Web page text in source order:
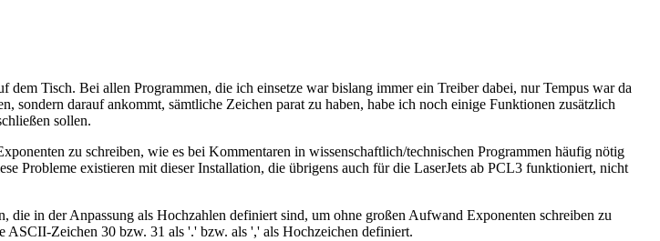
Tisch. Bei allen Programmen, die ich einsetze war bislang immer ein Treiber dabei, nur Tempus war da
darauf ankommt, sämtliche Zeichen parat zu haben, habe ich noch einige Funktionen zusätzlich
sollen.
zu schreiben, wie es bei Kommentaren in wissenschaftlich/technischen Programmen häufig nötig
Probleme existieren mit dieser Installation, die übrigens auch für die LaserJets ab PCL3 funktioniert, nicht
in der Anpassung als Hochzahlen definiert sind, um ohne großen Aufwand Exponenten schreiben zu
Zeichen 30 bzw. 31 als '.' bzw. als ',' als Hochzeichen definiert.